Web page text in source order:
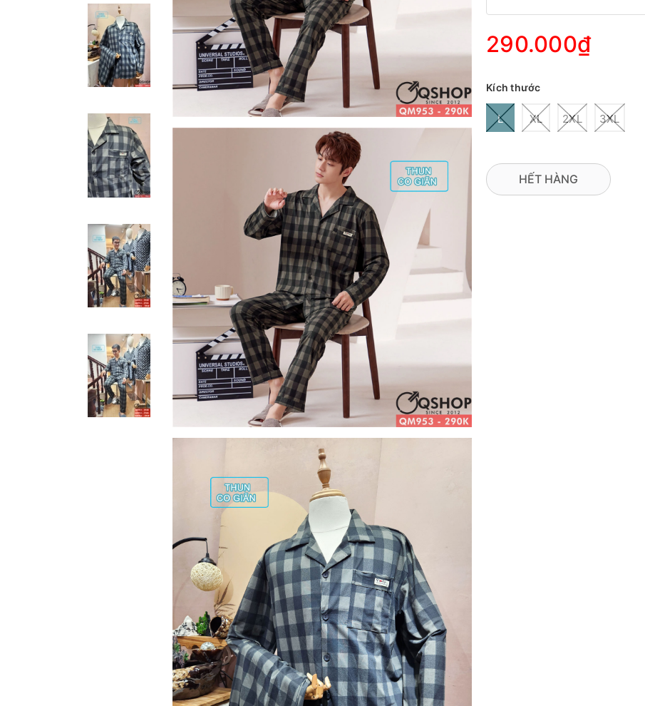
290.000₫
Kích thước
L XL 2XL 3XL
HẾT HÀNG